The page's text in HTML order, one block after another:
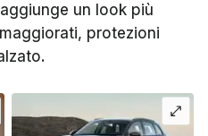
aggiunge un look più
protezioni